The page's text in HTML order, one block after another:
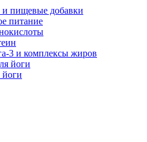
пищевые добавки
питание
3 и комплексы жиров
йоги